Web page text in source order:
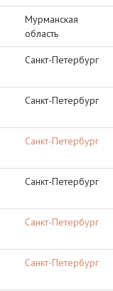
Мурманская
область
Санкт-Петербург
Санкт-Петербург
Санкт-Петербург
Санкт-Петербург
Санкт-Петербург
Санкт-Петербург